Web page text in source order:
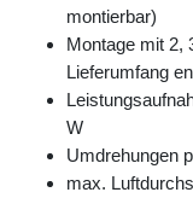
montierbar)
Montage mit 2,
Lieferumfang
W
Umdrehungen
max.